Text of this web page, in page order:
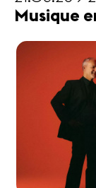
Musique